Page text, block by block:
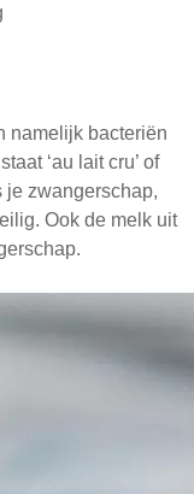
namelijk bacteriën
‘au lait cru’ of
je zwangerschap,
Ook de melk uit